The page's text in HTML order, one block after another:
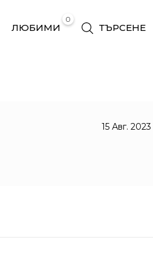
0
ЛЮБИМИ ТЪРСЕНЕ
15 Авг. 2023